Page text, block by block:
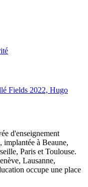
Fields 2022, Hugo
d'enseignement
implantée à Beaune,
Paris et Toulouse.
Lausanne,
occupe une place